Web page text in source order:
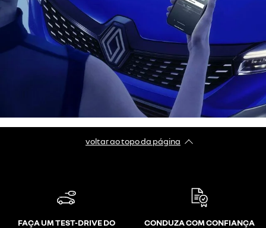
voltar ao topo da página
FAÇA UM TEST-DRIVE DO
CONDUZA COM CONFIANÇA